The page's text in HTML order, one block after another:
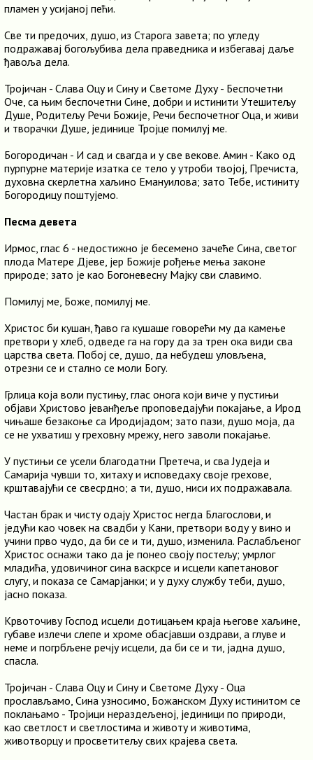
пламен у усијаној пећи.
Све ти предочих, душо, из Старога завета; по угледу
подражавај богољубива дела праведника и избегавај даље
ђавоља дела.
Тројичан - Слава Оцу и Сину и Светоме Духу - Беспочетни
Оче, са њим беспочетни Сине, добри и истинити Утешитељу
Душе, Родитељу Речи Божије, Речи беспочетног Оца, и живи
и творачки Душе, јединице Тројце помилуј ме.
Богородичан - И сад и свагда и у све векове. Амин - Како од
пурпурне материје изатка се тело у утроби твојој, Пречиста,
духовна скерлетна хаљино Емануилова; зато Тебе, истиниту
Богородицу поштујемо.
Песма девета
Ирмос, глас 6 - недостижно је бесемено зачеће Сина, светог
плода Матере Дјеве, јер Божије рођење мења законе
природе; зато је као Богоневесну Мајку сви славимо.
Помилуј ме, Боже, помилуј ме.
Христос би кушан, ђаво га кушаше говорећи му да камење
претвори у хлеб, одведе га на гору да за трен ока види сва
царства света. Побој се, душо, да небудеш уловљена,
отрезни се и стално се моли Богу.
Грлица која воли пустињу, глас онога који виче у пустињи
објави Христово јеванђеље проповедајући покајање, а Ирод
чињаше безакоње са Иродијадом; зато пази, душо моја, да
се не ухватиш у греховну мрежу, него заволи покајање.
У пустињи се усели благодатни Претеча, и сва Јудеја и
Самарија чувши то, хитаху и исповедаху своје грехове,
крштавајући се свесрдно; а ти, душо, ниси их подражавала.
Частан брак и чисту одају Христос негда Благослови, и
једући као човек на свадби у Кани, претвори воду у вино и
учини прво чудо, да би се и ти, душо, изменила. Раслабљеног
Христос оснажи тако да је понео своју постељу; умрлог
младића, удовичиног сина васкрсе и исцели капетановог
слугу, и показа се Самарјанки; и у духу службу теби, душо,
јасно показа.
Крвоточиву Господ исцели дотицањем краја његове хаљине,
губаве излечи слепе и хроме обасјавши оздрави, а глуве и
неме и погрбљене речју исцели, да би се и ти, јадна душо,
спасла.
Тројичан - Слава Оцу и Сину и Светоме Духу - Оца
прослављамо, Сина узносимо, Божанском Духу истинитом се
поклањамо - Тројици нераздељеној, јединици по природи,
као светлост и светлостима и животу и животима,
животворцу и просветитељу свих крајева света.